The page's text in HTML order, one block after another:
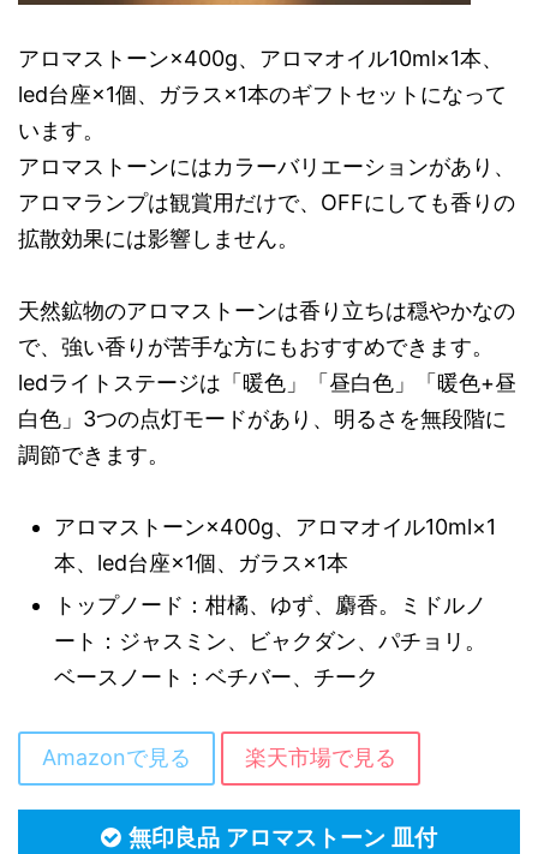
アロマストーン×400g、アロマオイル10ml×1本、
led台座×1個、ガラス×1本のギフトセットになって
います。
アロマストーンにはカラーバリエーションがあり、
アロマランプは観賞用だけで、OFFにしても香りの
拡散効果には影響しません。
天然鉱物のアロマストーンは香り立ちは穏やかなの
で、強い香りが苦手な方にもおすすめできます。
ledライトステージは「暖色」「昼白色」「暖色+昼
白色」3つの点灯モードがあり、明るさを無段階に
調節できます。
アロマストーン×400g、アロマオイル10ml×1
本、led台座×1個、ガラス×1本
トップノード：柑橘、ゆず、麝香。ミドルノ
ート：ジャスミン、ビャクダン、パチョリ。
ベースノート：ベチバー、チーク
Amazonで見る 楽天市場で見る
無印良品 アロマストーン 皿付